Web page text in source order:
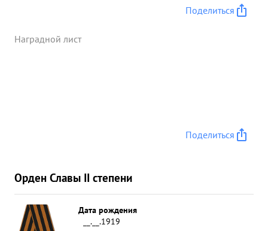
Поделиться
Наградной лист
Поделиться
Орден Славы II степени
Дата рождения
__.__.1919